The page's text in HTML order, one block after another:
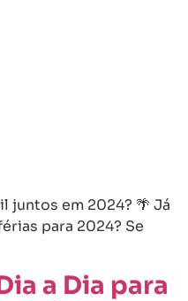
juntos em 2024? 🌴 Já
para 2024? Se
a Dia para